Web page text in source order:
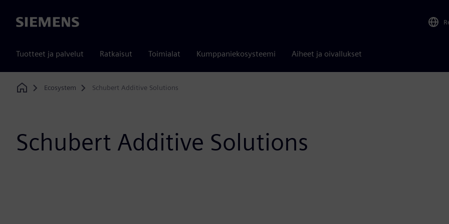
Siemens
Tuotteet ja palvelut Ratkaisut Toimialat Kumppaniekosysteemi Aiheet ja oivallukset
Home
Ecosystem Schubert Additive Solutions
Schubert Additive Solutions